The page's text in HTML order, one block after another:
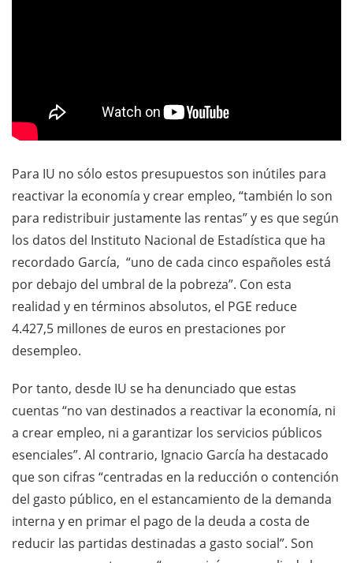
Para IU no sólo estos presupuestos son inútiles para
reactivar la economía y crear empleo, “también lo son
para redistribuir justamente las rentas” y es que según
los datos del Instituto Nacional de Estadística que ha
recordado García, “uno de cada cinco españoles está
por debajo del umbral de la pobreza”. Con esta
realidad y en términos absolutos, el PGE reduce
4.427,5 millones de euros en prestaciones por
desempleo.
Por tanto, desde IU se ha denunciado que estas
cuentas “no van destinados a reactivar la economía, ni
a crear empleo, ni a garantizar los servicios públicos
esenciales”. Al contrario, Ignacio García ha destacado
que son cifras “centradas en la reducción o contención
del gasto público, en el estancamiento de la demanda
interna y en primar el pago de la deuda a costa de
reducir las partidas destinadas a gasto social”. Son